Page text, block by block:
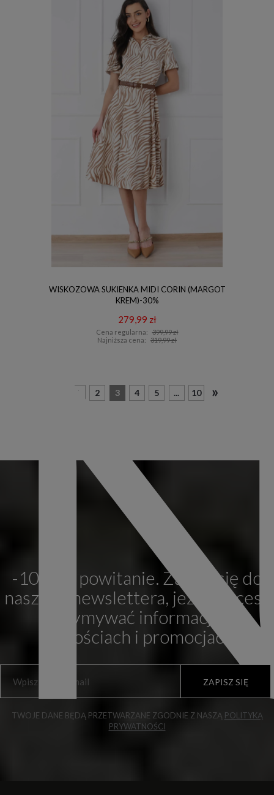
WISKOZOWA SUKIENKA MIDI CORIN (MARGOT
KREM)-30%
279,99 zł
Cena regularna: 399,99 zł
Najniższa cena:
319,99 zł
1 2 3 4 5 ... 10 »
-10% na powitanie. Zapisz się do
naszego newslettera, jeżeli chcesz
otrzymywać informacje o
nowościach i promocjach
ZAPISZ SIĘ
TWOJE DANE BĘDĄ PRZETWARZANE ZGODNIE Z NASZĄ POLITYKĄ
PRYWATNOŚCI